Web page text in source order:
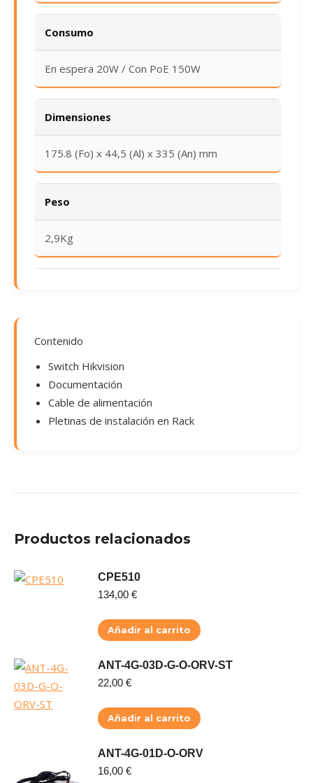
Consumo
En espera 20W / Con PoE 150W
Dimensiones
175.8 (Fo) x 44,5 (Al) x 335 (An) mm
Peso
2,9Kg
Contenido
Switch Hikvision
Documentación
Cable de alimentación
Pletinas de instalación en Rack
Productos relacionados
CPE510
134,00 €
Añadir al carrito
ANT-4G-03D-G-O-ORV-ST
22,00 €
Añadir al carrito
ANT-4G-01D-O-ORV
16,00 €